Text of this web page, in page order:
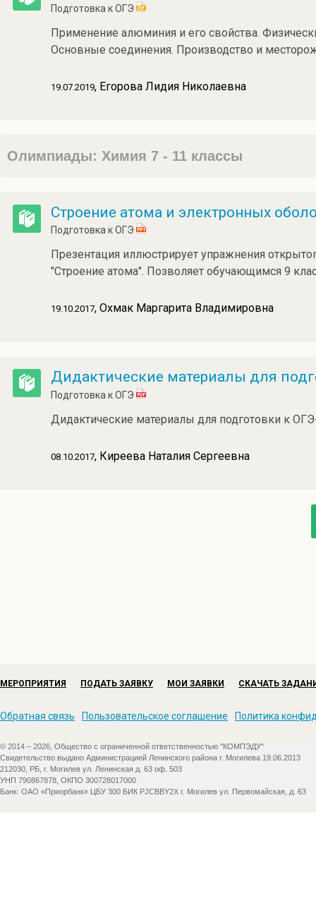
Подготовка к ОГЭ
Применение алюминия и его свойства.
Основные соединения. Производство и
19.07.2019, Егорова Лидия Николаевна
Олимпиады: Химия 7 - 11 классы
Строение атома и электронных
Подготовка к ОГЭ
Презентация иллюстрирует упражнения
"Строение атома". Позволяет обучающимся 9
19.10.2017, Охмак Маргарита Владимировна
Дидактические материалы для
Подготовка к ОГЭ
Дидактические материалы для подготовки к
08.10.2017, Киреева Наталия Сергеевна
МЕРОПРИЯТИЯ ПОДАТЬ ЗАЯВКУ МОИ ЗАЯВКИ СКАЧАТЬ
Обратная связь Пользовательское соглашение Политика
© 2014 – 2026, Общество с ограниченной ответственностью "КОМПЭДУ"
Свидетельство выдано Администрацией Ленинского района г. Могилева 19.06.2013
212030, РБ, г. Могилев ул. Ленинская д. 63 оф. 503
УНП 790867878, ОКПО 300728017000
Банк: ОАО «Приорбанк» ЦБУ 300 БИК PJCBBY2X г. Могилев ул. Первомайская, д. 63